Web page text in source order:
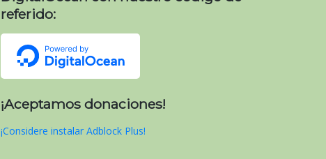
referido:
¡Aceptamos donaciones!
¡Considere instalar Adblock Plus!